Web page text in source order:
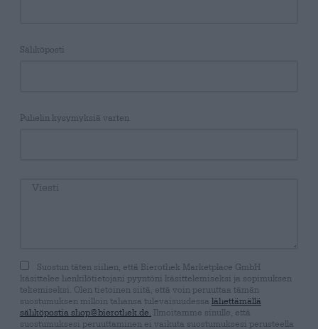
Sähköposti
Puhelin kysymyksiä varten
Suostun täten siihen, että Bierothek Marketplace GmbH
käsittelee henkilötietojani pyyntöni käsittelemiseksi ja sopimuksen
tekemiseksi. Olen tietoinen siitä, että voin peruuttaa tämän
suostumuksen milloin tahansa tulevaisuudessa lähettämällä
sähköpostia shop@bierothek.de. Ilmoitamme sinulle, että
suostumuksesi peruuttaminen ei vaikuta suostumuksesi perusteella